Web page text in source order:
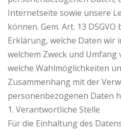
Internetseite sowie unsere
können. Gem. Art. 13
Erklärung, welche Daten wir
welchem Zweck und
welche Wahlmöglichkeiten
Zusammenhang mit der
personenbezogenen Daten
1. Verantwortliche Stelle
Für die Einhaltung des